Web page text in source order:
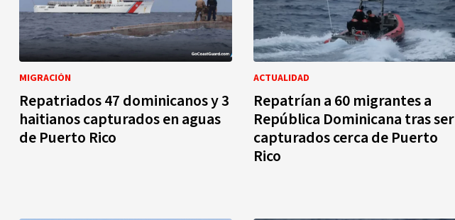
MIGRACIÓN
Repatriados 47 dominicanos y 3
haitianos capturados en aguas
de Puerto Rico
ACTUALIDAD
Repatrían a 60 migrantes a
República Dominicana tras ser
capturados cerca de Puerto
Rico